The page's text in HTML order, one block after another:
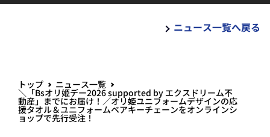
ニュース一覧へ戻る
トップ ニュース一覧
＼「Bsオリ姫デー2026 supported by エクスドリーム不
動産」までにお届け！／オリ姫ユニフォームデザインの応
援タオル＆ユニフォームベアキーチェーンをオンラインシ
ョップで先行受注！